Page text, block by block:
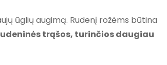
ūglių augimą. Rudenį rožėms būtina
trąšos, turinčios daugiau